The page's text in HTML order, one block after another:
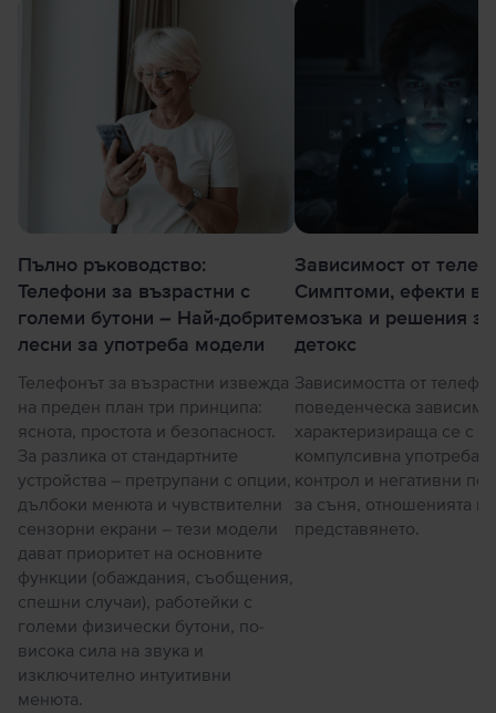
Пълно ръководство:
Телефони за възрастни с
големи бутони – Най-добрите
лесни за употреба модели
Телефонът за възрастни извежда
на преден план три принципа:
яснота, простота и безопасност.
За разлика от стандартните
устройства – претрупани с опции,
дълбоки менюта и чувствителни
сензорни екрани – тези модели
дават приоритет на основните
функции (обаждания, съобщения,
спешни случаи), работейки с
големи физически бутони, по-
висока сила на звука и
изключително интуитивни
менюта.
Зависимост от
Симптоми, ефекти
мозъка и решения
детокс
Зависимостта от
поведенческа
характеризираща се с
компулсивна употреба,
контрол и негативни
за съня, отношенията и
представянето.